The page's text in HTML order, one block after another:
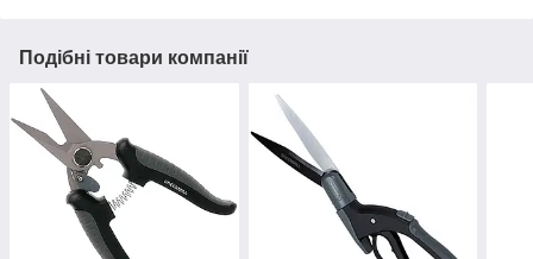
Подібні товари компанії